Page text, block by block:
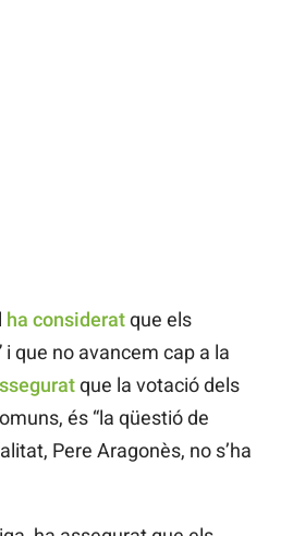
ha consideratque els
que no avancem cap a la
que la votació dels
és “la qüestió de
Pere Aragonès, no s’ha